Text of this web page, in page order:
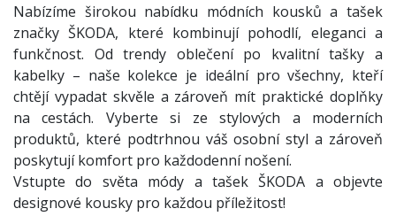
Nabízíme širokou nabídku módních kousků a tašek
značky ŠKODA, které kombinují pohodlí, eleganci a
funkčnost. Od trendy oblečení po kvalitní tašky a
kabelky – naše kolekce je ideální pro všechny, kteří
chtějí vypadat skvěle a zároveň mít praktické doplňky
na cestách. Vyberte si ze stylových a moderních
produktů, které podtrhnou váš osobní styl a zároveň
poskytují komfort pro každodenní nošení.
Vstupte do světa módy a tašek ŠKODA a objevte
designové kousky pro každou příležitost!